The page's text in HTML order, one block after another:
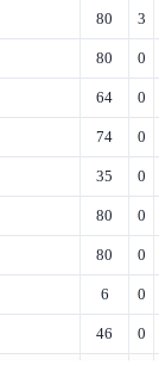
80 3
80 0
64 0
74 0
35 0
80 0
80 0
6 0
46 0